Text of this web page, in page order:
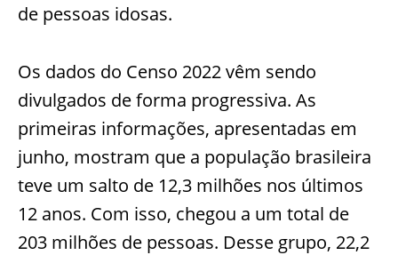
de pessoas idosas.
Os dados do Censo 2022 vêm sendo
divulgados de forma progressiva. As
primeiras informações, apresentadas em
junho, mostram que a população brasileira
teve um salto de 12,3 milhões nos últimos
12 anos. Com isso, chegou a um total de
203 milhões de pessoas. Desse grupo, 22,2